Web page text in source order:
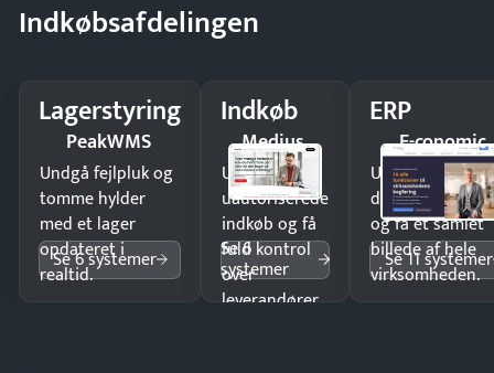
Indkøbsafdelingen
Lagerstyring
PeakWMS
Undgå fejlpluk og
tomme hylder
med et lager
opdateret i
realtid.
Se 6 systemer
Indkøb
Medius
Undgå
uautoriserede
indkøb og få
fuld kontrol
over
leverandører
Se 6
systemer
ERP
E-conomic
Undgå
og få ét samlet
billede af hele
virksomheden.
Se 11 systemer